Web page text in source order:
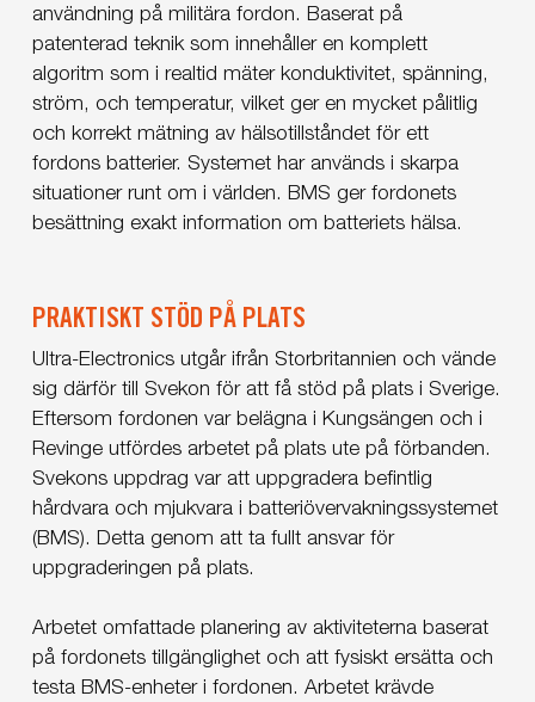
användning på militära fordon. Baserat på
patenterad teknik som innehåller en komplett
algoritm som i realtid mäter konduktivitet, spänning,
ström, och temperatur, vilket ger en mycket pålitlig
och korrekt mätning av hälsotillståndet för ett
fordons batterier. Systemet har används i skarpa
situationer runt om i världen. BMS ger fordonets
besättning exakt information om batteriets hälsa.
PRAKTISKT STÖD PÅ PLATS
Ultra-Electronics utgår ifrån Storbritannien och vände
sig därför till Svekon för att få stöd på plats i Sverige.
Eftersom fordonen var belägna i Kungsängen och i
Revinge utfördes arbetet på plats ute på förbanden.
Svekons uppdrag var att uppgradera befintlig
hårdvara och mjukvara i batteriövervakningssystemet
(BMS). Detta genom att ta fullt ansvar för
uppgraderingen på plats.
Arbetet omfattade planering av aktiviteterna baserat
på fordonets tillgänglighet och att fysiskt ersätta och
testa BMS-enheter i fordonen. Arbetet krävde